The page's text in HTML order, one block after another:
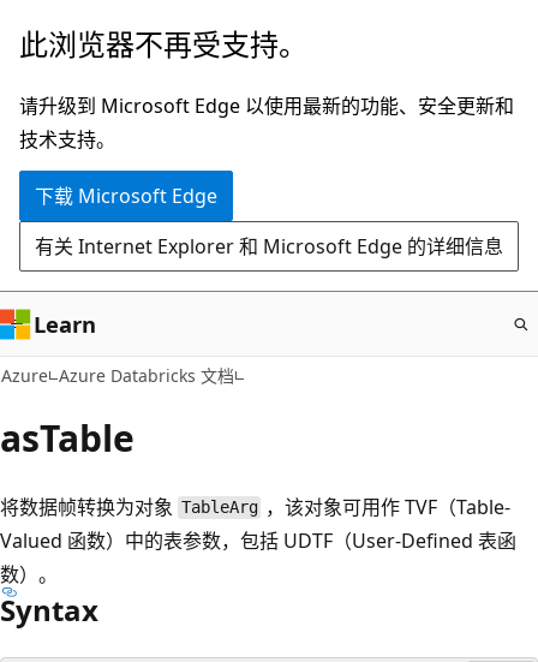
跳
主
要
内
此浏览器不再受支持。
请升级到 Microsoft Edge 以使用最新的功能、安全更新和
技术支持。
下载 Microsoft Edge
有关 Internet Explorer 和 Microsoft Edge 的详细信息
Learn
Azure Azure Databricks 文档
asTable
将数据帧转换为对象 TableArg ，该对象可用作 TVF（Table-
Valued 函数）中的表参数，包括 UDTF（User-Defined 表函
数）。
Syntax